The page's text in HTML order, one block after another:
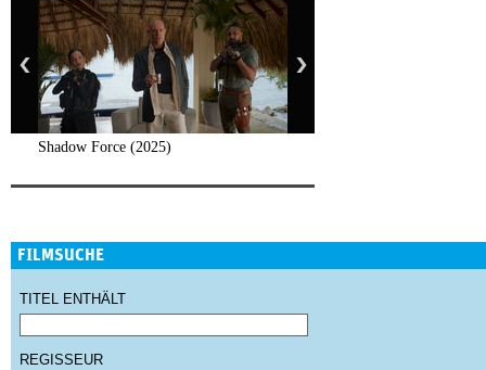
Shadow Force (2025)
FILMSUCHE
TITEL ENTHÄLT
REGISSEUR